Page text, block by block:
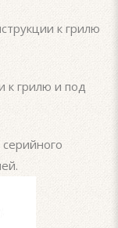
к грилю
к грилю и под